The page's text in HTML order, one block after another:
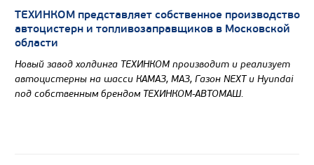
ТЕХИНКОМ представляет собственное производство
автоцистерн и топливозаправщиков в Московской
области
Новый завод холдинга ТЕХИНКОМ производит и реализует
автоцистерны на шасси КАМАЗ, МАЗ, Газон NEXT и Hyundai
под собственным брендом ТЕХИНКОМ-АВТОМАШ.